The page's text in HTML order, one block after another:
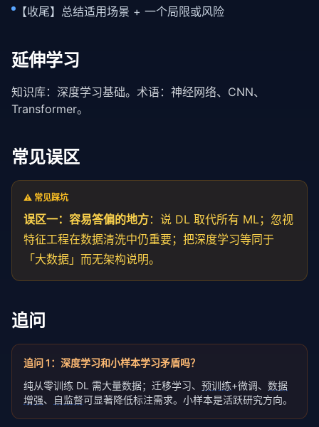
【收尾】总结适用场景 + 一个局限或风险
延伸学习
知识库： 深度学习基础。术语： 神经网络、 CNN、
Transformer。
常见误区
⚠️ 常见踩坑
误区一：容易答偏的地方：说 DL 取代所有 ML；忽视
特征工程在数据清洗中仍重要；把深度学习等同于
「大数据」而无架构说明。
追问
追问1 ： 深度学习和小样本学习矛盾吗？
纯从零训练 DL 需大量数据；迁移学习、 预训练+微调、 数据
增强、 自监督可显著降低标注需求。小样本是活跃研究方向。